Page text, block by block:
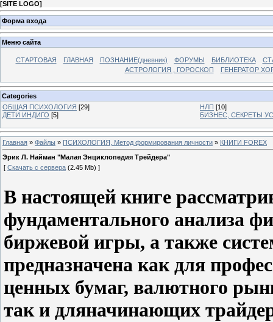
[SITE LOGO]
Форма входа
Меню сайта
СТАРТОВАЯ ГЛАВНАЯ ПОЗНАНИЕ(дневник) ФОРУМЫ БИБЛИОТЕКА
АСТРОЛОГИЯ , ГОРОСКОП
ГЕНЕРАТОР
Categories
ОБЩАЯ ПСИХОЛОГИЯ [29] НЛП [10]
ДЕТИ ИНДИГО [5] БИЗНЕС, СЕКРЕТЫ
Главная » Файлы » ПСИХОЛОГИЯ, Метод формирования личности » КНИГИ FOREX
Эрик Л. Найман "Малая Энциклопедия Трейдера"
[ Скачать с сервера (2.45 Mb) ]
В настоящей книге
фундаментального анализа
биржевой игры, а также
предназначена как для
ценных бумаг, валютного
так и дляначинающих